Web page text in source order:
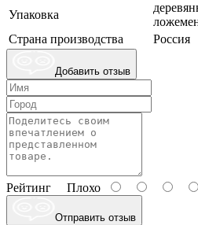
Упаковка
Страна производства
Россия
Добавить отзыв
Рейтинг Плохо
Отправить отзыв